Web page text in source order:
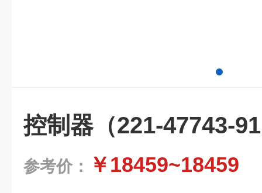
控制器（221-47743-
参考价： ￥18459~18459